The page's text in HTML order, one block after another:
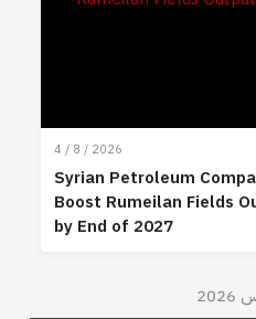
4 / 8 / 2026
Syrian Petroleum
Boost Rumeilan Fields
by End of 2027